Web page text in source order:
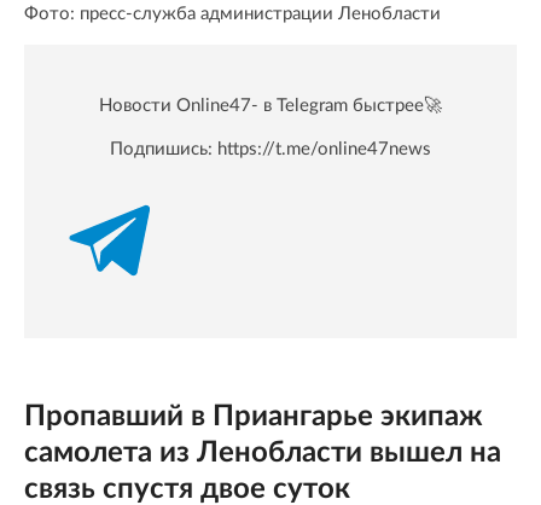
Фото: пресс-служба администрации Ленобласти
Новости Online47- в Telegram быстрее🚀
Подпишись: https://t.me/online47news
Пропавший в Приангарье экипаж
самолета из Ленобласти вышел на
связь спустя двое суток